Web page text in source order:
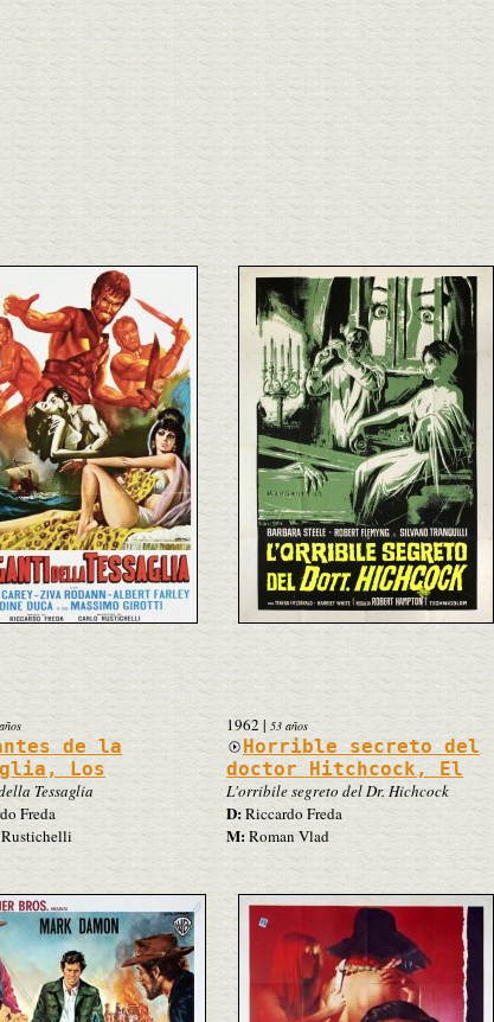
de la
Los
Tessaglia
Freda
1962 | 53 años
Horrible secreto del
doctor Hitchcock, El
L'orribile segreto del Dr. Hichcock
D:Riccardo Freda
M:Roman Vlad